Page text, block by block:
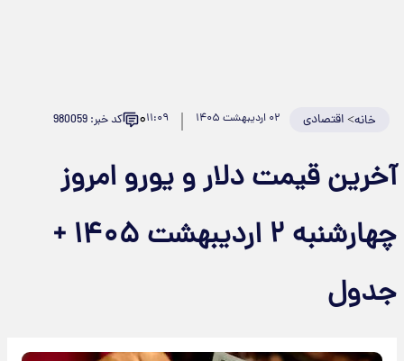
خانه>اقتصادی ۰۲ اردیبهشت ۱۴۰۵ ۱۱:۰۹۰ کد خبر: 980059
آخرین قیمت دلار و یورو امروز
چهارشنبه ۲ اردیبهشت ۱۴۰۵ +
جدول